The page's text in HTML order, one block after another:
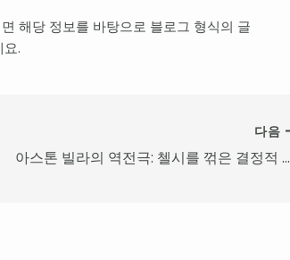
해당 정보를 바탕으로 블로그 형식의 글
.
다음
아스톤 빌라의 역전극: 첼시를 꺾은 결정적 순간과 전략 분석